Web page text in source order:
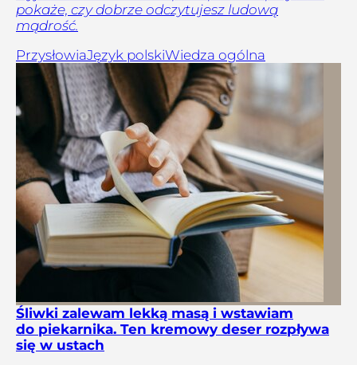
pokaże, czy dobrze odczytujesz ludową
mądrość.
PrzysłowiaJęzyk polskiWiedza ogólna
Śliwki zalewam lekką masą i wstawiam
do piekarnika. Ten kremowy deser rozpływa
się w ustach